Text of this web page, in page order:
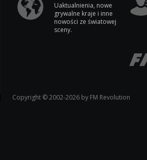
Uaktualnienia, nowe
grywalne kraje i inne
nowości ze światowej
sceny.
Copyright © 2002-2026 by FM Revolution